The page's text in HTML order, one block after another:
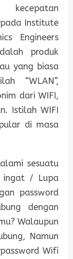
Institute
Engineers
produk
yang biasa
“WLAN”,
dari WIFI,
Istilah WIFI
di masa
sesuatu
ingat / Lupa
password
dengan
Walaupun
Namun
Wifi